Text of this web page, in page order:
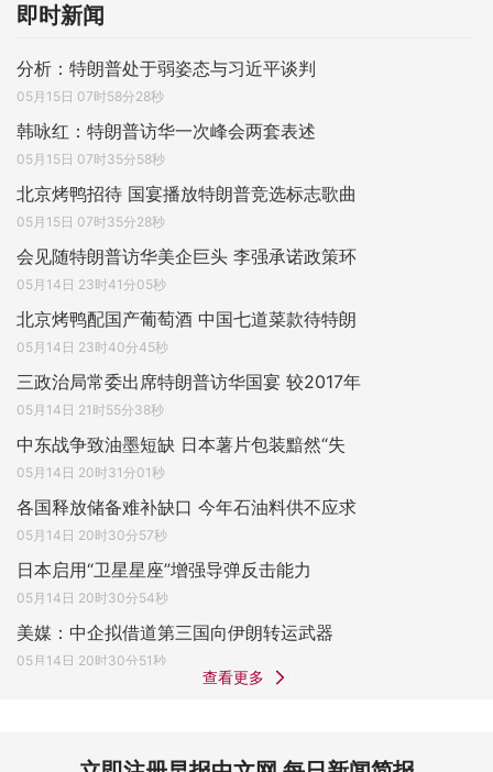
即时新闻
分析：特朗普处于弱姿态与习近平谈判
05月15日 07时58分28秒
韩咏红：特朗普访华一次峰会两套表述
05月15日 07时35分58秒
北京烤鸭招待 国宴播放特朗普竞选标志歌曲
05月15日 07时35分28秒
会见随特朗普访华美企巨头 李强承诺政策环
05月14日 23时41分05秒
北京烤鸭配国产葡萄酒 中国七道菜款待特朗
05月14日 23时40分45秒
三政治局常委出席特朗普访华国宴 较2017年
05月14日 21时55分38秒
中东战争致油墨短缺 日本薯片包装黯然“失
05月14日 20时31分01秒
各国释放储备难补缺口 今年石油料供不应求
05月14日 20时30分57秒
日本启用“卫星星座”增强导弹反击能力
05月14日 20时30分54秒
美媒：中企拟借道第三国向伊朗转运武器
05月14日 20时30分51秒
查看更多